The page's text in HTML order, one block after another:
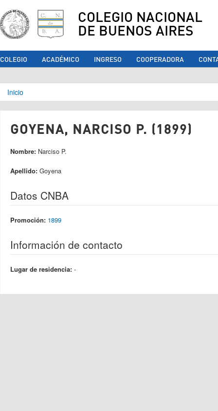
COLEGIO NACIONAL
DE BUENOS AIRES
COLEGIO ACADÉMICO INGRESO COOPERADORA
Se encuentra usted aquí
Inicio
GOYENA, NARCISO P. (1899)
Nombre: Narciso P.
Apellido: Goyena
Datos CNBA
Promoción: 1899
Información de contacto
Lugar de residencia: -